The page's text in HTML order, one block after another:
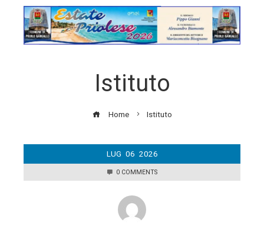
Istituto
Home Istituto
LUG 06 2026
0 COMMENTS